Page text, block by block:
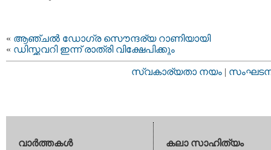
« ആഞ്ചല്‍ ഡോഗ്ര സൌന്ദര്യ റാണിയായി
« ഡിസ്ക്കവറി ഇന്ന് രാത്രി വിക്ഷേപിക്കും
സ്വകാര്യതാ നയം |
വാര്‍ത്തകള്‍
കലാ സാഹിത്യം